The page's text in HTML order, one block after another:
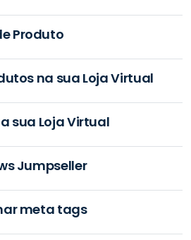
Produto
na sua Loja Virtual
sua Loja Virtual
Jumpseller
meta tags